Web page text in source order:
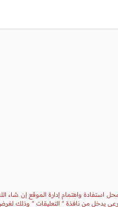
واهتمام إدارة الموقع إن شاء
يدخل من نافذة " التعليقات " وذلك